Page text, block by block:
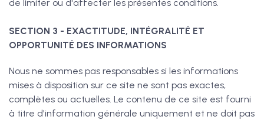
de limiter ou d'affecter les présentes conditions.
SECTION 3 - EXACTITUDE, INTÉGRALITÉ ET
OPPORTUNITÉ DES INFORMATIONS
Nous ne sommes pas responsables si les informations
mises à disposition sur ce site ne sont pas exactes,
complètes ou actuelles. Le contenu de ce site est fourni
à titre d'information générale uniquement et ne doit pas